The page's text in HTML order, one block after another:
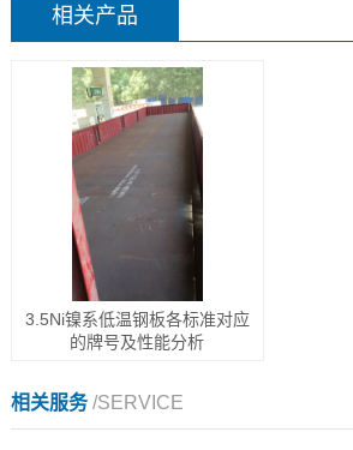
相关产品
3.5Ni镍系低温钢板各标准对应
的牌号及性能分析
相关服务/SERVICE